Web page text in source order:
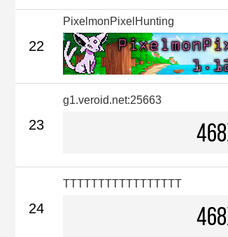
22
PixelmonPixelHunting
23
g1.veroid.net:25663
24
TTTTTTTTTTTTTTTTT